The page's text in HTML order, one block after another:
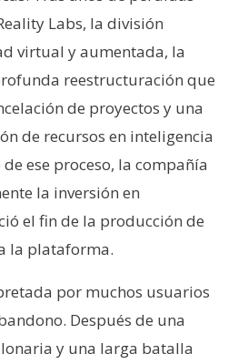
Labs, la división
virtual y aumentada, la
reestructuración que
de proyectos y una
de recursos en inteligencia
ese proceso, la compañía
la inversión en
el fin de la producción de
la plataforma.
por muchos usuarios
Después de una
y una larga batalla